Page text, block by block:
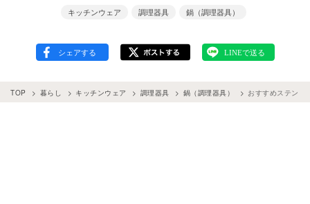
キッチンウェア 調理器具 鍋（調理器具）
TOP 暮らし キッチンウェア 調理器具 鍋（調理器具） おすすめステンレ